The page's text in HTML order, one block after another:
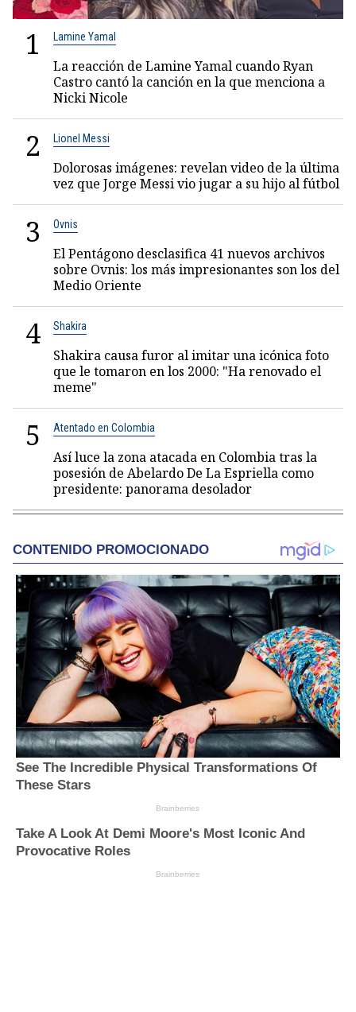
1 Lamine Yamal
La reacción de Lamine Yamal cuando Ryan
Castro cantó la canción en la que menciona a
Nicki Nicole
2 Lionel Messi
Dolorosas imágenes: revelan video de la última
vez que Jorge Messi vio jugar a su hijo al fútbol
3 Ovnis
El Pentágono desclasifica 41 nuevos archivos
sobre Ovnis: los más impresionantes son los del
Medio Oriente
4 Shakira
Shakira causa furor al imitar una icónica foto
que le tomaron en los 2000: "Ha renovado el
meme"
5 Atentado en Colombia
Así luce la zona atacada en Colombia tras la
posesión de Abelardo De La Espriella como
presidente: panorama desolador